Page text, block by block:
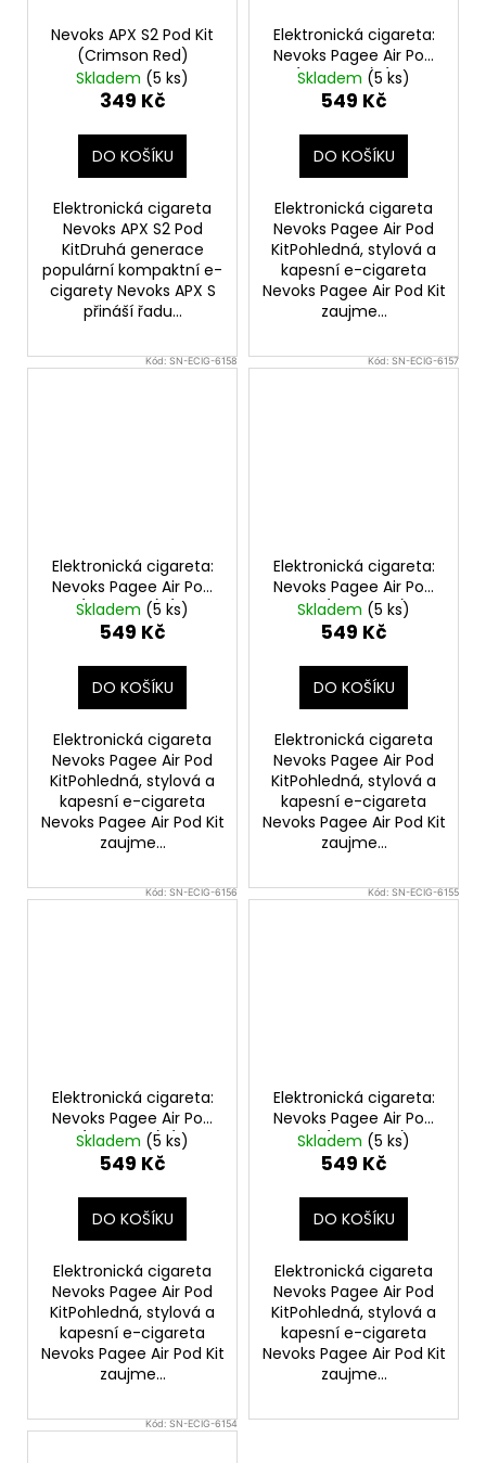
Nevoks APX S2 Pod Kit
(Crimson Red)
Skladem (5 ks)
349 Kč
DO KOŠÍKU
Elektronická cigareta
Nevoks APX S2 Pod
KitDruhá generace
populární kompaktní e-
cigarety Nevoks APX S
přináší řadu...
Elektronická cigareta:
Nevoks Pagee Air Pod
Kit (1000mAh) (Space
Grey)
Skladem (5 ks)
549 Kč
DO KOŠÍKU
Elektronická cigareta
Nevoks Pagee Air Pod
KitPohledná, stylová a
kapesní e-cigareta
Nevoks Pagee Air Pod Kit
zaujme...
Kód:SN-ECIG-6158
Elektronická cigareta:
Nevoks Pagee Air Pod
Kit (1000mAh) (Rose
Pink)
Skladem (5 ks)
549 Kč
DO KOŠÍKU
Elektronická cigareta
Nevoks Pagee Air Pod
KitPohledná, stylová a
kapesní e-cigareta
Nevoks Pagee Air Pod Kit
zaujme...
Kód:SN-ECIG-6157
Elektronická cigareta:
Nevoks Pagee Air Pod
Kit (1000mAh)
(Imperial Gold)
Skladem (5 ks)
549 Kč
DO KOŠÍKU
Elektronická cigareta
Nevoks Pagee Air Pod
KitPohledná, stylová a
kapesní e-cigareta
Nevoks Pagee Air Pod Kit
zaujme...
Kód:SN-ECIG-6156
Elektronická cigareta:
Nevoks Pagee Air Pod
Kit (1000mAh) (Dark
Purple)
Skladem (5 ks)
549 Kč
DO KOŠÍKU
Elektronická cigareta
Nevoks Pagee Air Pod
KitPohledná, stylová a
kapesní e-cigareta
Nevoks Pagee Air Pod Kit
zaujme...
Kód:SN-ECIG-6155
Elektronická cigareta:
Nevoks Pagee Air Pod
Kit (1000mAh)
(Crimson Red)
Skladem (5 ks)
549 Kč
DO KOŠÍKU
Elektronická cigareta
Nevoks Pagee Air Pod
KitPohledná, stylová a
kapesní e-cigareta
Nevoks Pagee Air Pod Kit
zaujme...
Kód: SN-ECIG-6154